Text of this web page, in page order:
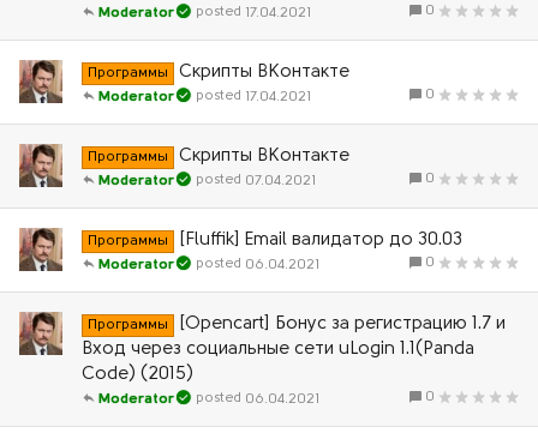
0
17.04.2021
Moderator
Программы Скрипты ВКонтакте
0
17.04.2021
Moderator
Программы Скрипты ВКонтакте
0
07.04.2021
Moderator
Программы [Fluffik] Email валидатор до 30.03
0
06.04.2021
Moderator
Программы
[Opencart] Бонус за регистрацию 1.7 и
Вход через социальные сети uLogin 1.1(Panda
Code) (2015)
0
06.04.2021
Moderator